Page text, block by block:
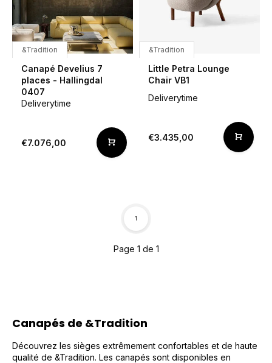
&Tradition
Canapé Develius 7
places - Hallingdal
0407
Deliverytime
€7.076,00
&Tradition
Little Petra Lounge
Chair VB1
Deliverytime
€3.435,00
Page 1 de 1
1
Canapés de &Tradition
Découvrez les sièges extrêmement confortables et de haute
qualité de &Tradition. Les canapés sont disponibles en